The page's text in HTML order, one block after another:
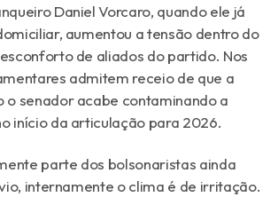
Daniel Vorcaro, quando ele já
aumentou a tensão dentro do
de aliados do partido. Nos
admitem receio de que a
o senador acabe contaminando a
início da articulação para 2026.
parte dos bolsonaristas ainda
internamente o clima é de irritação.